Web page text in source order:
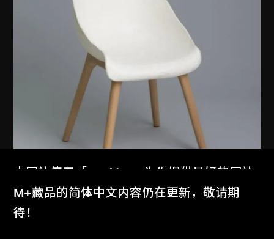
品物流形
本网站使用「Cookies」为你提供最好的网站
体验。
了解更多
M+藏品的简体中文内容仍在更新，敬请期
待！